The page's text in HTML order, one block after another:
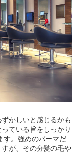
かしいと感じるかも
ている旨をしっかり
す。強めのパーマだ
が、その分髪の毛や